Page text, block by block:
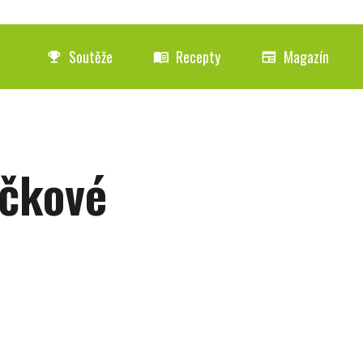
emoji_events Soutěže menu_book Recepty newspaper Magazín